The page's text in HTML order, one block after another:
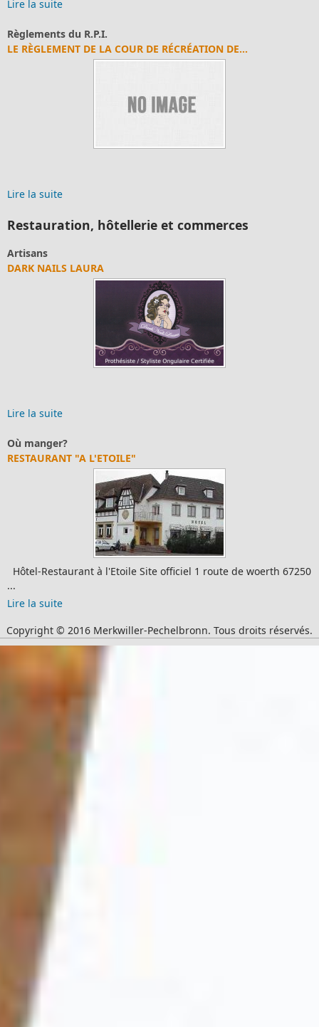
Lire la suite
Règlements du R.P.I.
LE RÈGLEMENT DE LA COUR DE RÉCRÉATION DE...
Lire la suite
Restauration, hôtellerie et commerces
Artisans
DARK NAILS LAURA
Lire la suite
Où manger?
RESTAURANT "A L'ETOILE"
Hôtel-Restaurant à l'Etoile Site officiel 1 route de woerth 67250
...
Lire la suite
Copyright © 2016 Merkwiller-Pechelbronn. Tous droits réservés.